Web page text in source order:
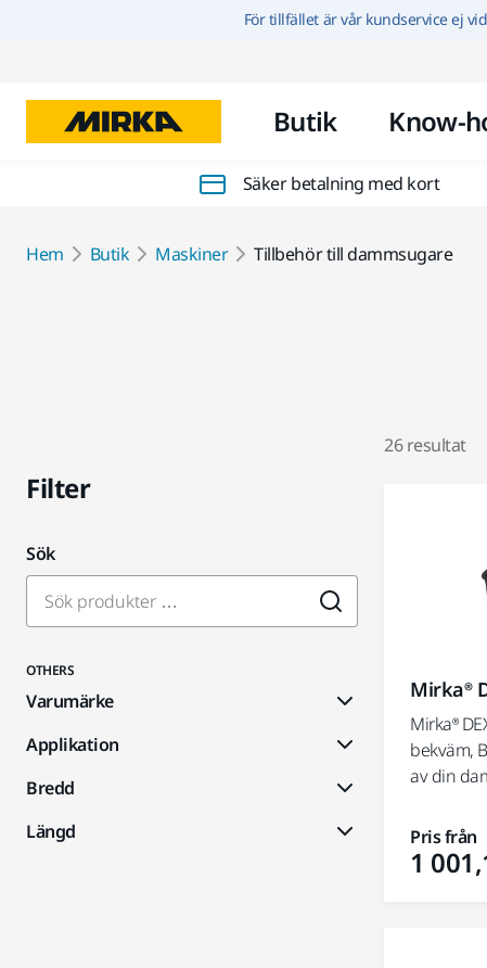
För tillfället är vår kundservice ej
Butik Know-
Säker betalning med kort
Hem Butik Maskiner Tillbehör till dammsugare
26 resultat
Filter
Sök
OTHERS
Varumärke
Applikation
Bredd
Längd
Mirka®
Mirka®
bekväm,
av din
Pris från
1